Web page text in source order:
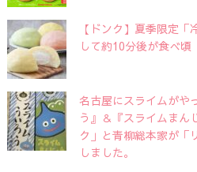
【ドンク】夏季限定
して約10分後が食べ頃
名古屋にスライムがや
う』＆『スライムまん
ク」と青柳総本家が「
しました。